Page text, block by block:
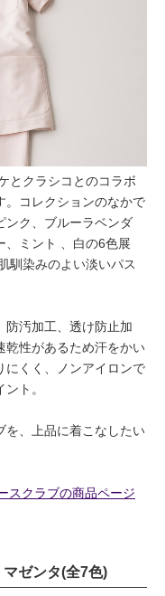
とクラシコとのコラボ
。コレクションのなかで
ンク、ブルーラベンダ
、ミント 、白の6色展
馴染みのよい淡いパス
防汚加工、透け防止加
乾性があるため汗をかい
にくく、ノンアイロンで
ト。
を、上品に着こなしたい
スクラブの商品ページ
ゼンタ(全7色)